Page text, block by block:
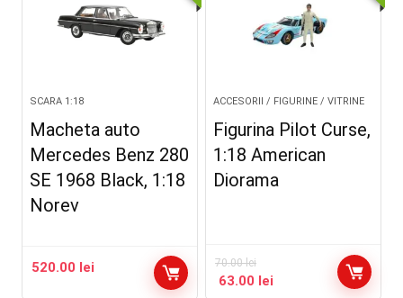
SCARA 1:18
Macheta auto
Mercedes Benz 280
SE 1968 Black, 1:18
Norev
520.00 lei
ACCESORII / FIGURINE / VITRINE
Figurina Pilot Curse,
1:18 American
Diorama
70.00lei
63.00 lei